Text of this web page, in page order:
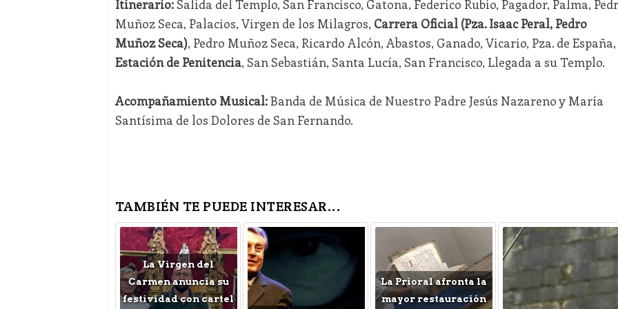
Itinerario:Salida del Templo, San Francisco, Gatona, Federico Rubio, Pagador, Palma,
Muñoz Seca, Palacios, Virgen de los Milagros, Carrera Oficial (Pza. Isaac Peral, Pedro
Muñoz Seca), Pedro Muñoz Seca, Ricardo Alcón, Abastos, Ganado, Vicario, Pza. de España,
Estación de Penitencia, San Sebastián, Santa Lucía, San Francisco, Llegada a su Templo.
Acompañamiento Musical:Banda de Música de Nuestro Padre Jesús Nazareno y María
Santísima de los Dolores de San Fernando.
TAMBIÉN TE PUEDE INTERESAR...
La Virgen del
Carmen anuncia su
festividad con cartel
La Prioral afronta la
mayor restauración